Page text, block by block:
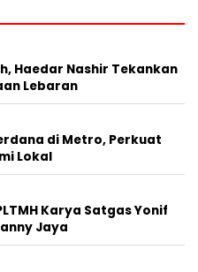
Haedar Nashir Tekankan
Lebaran
di Metro, Perkuat
Lokal
Karya Satgas Yonif
Jaya